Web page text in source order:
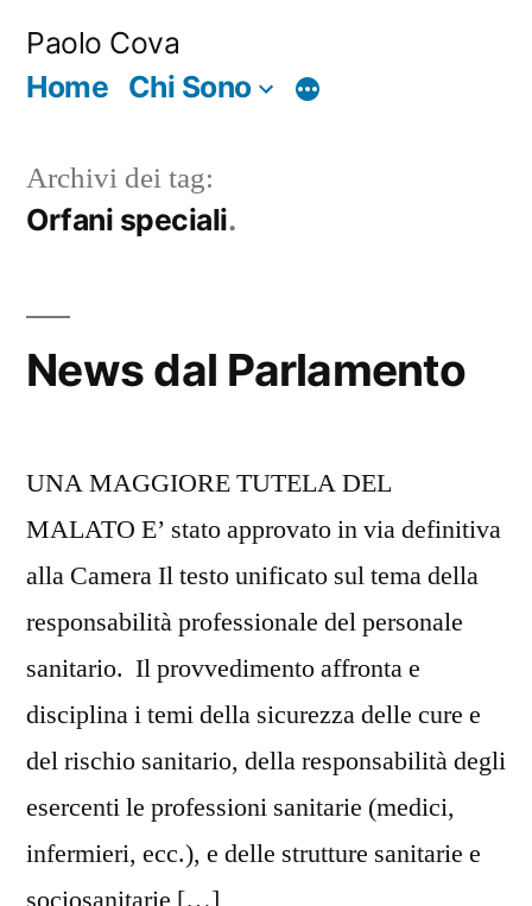
Paolo Cova
Home Chi Sono
Di
Archivi dei tag:
Orfani speciali
News dal Parlamento
UNA MAGGIORE TUTELA DEL
MALATO E’ stato approvato in via definitiva
alla Camera Il testo unificato sul tema della
responsabilità professionale del personale
sanitario. Il provvedimento affronta e
disciplina i temi della sicurezza delle cure e
del rischio sanitario, della responsabilità degli
esercenti le professioni sanitarie (medici,
infermieri, ecc.), e delle strutture sanitarie e